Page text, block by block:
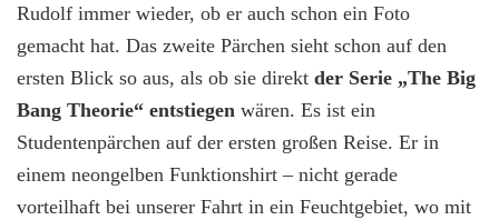
Rudolf immer wieder, ob er auch schon ein Foto
gemacht hat. Das zweite Pärchen sieht schon auf den
ersten Blick so aus, als ob sie direkt der Serie „The Big
Bang Theorie“ entstiegen wären. Es ist ein
Studentenpärchen auf der ersten großen Reise. Er in
einem neongelben Funktionshirt – nicht gerade
vorteilhaft bei unserer Fahrt in ein Feuchtgebiet, wo mit